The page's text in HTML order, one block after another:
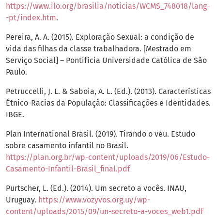
https://www.ilo.org/brasilia/noticias/WCMS_748018/lang-
-pt/index.htm.
Pereira, A. A. (2015). Exploração Sexual: a condição de
vida das filhas da classe trabalhadora. [Mestrado em
Serviço Social] – Pontifícia Universidade Católica de São
Paulo.
Petruccelli, J. L. & Saboia, A. L. (Ed.). (2013). Características
Étnico-Racias da População: Classificações e Identidades.
IBGE.
Plan International Brasil. (2019). Tirando o véu. Estudo
sobre casamento infantil no Brasil.
https://plan.org.br/wp-content/uploads/2019/06/Estudo-
Casamento-Infantil-Brasil_final.pdf
Purtscher, L. (Ed.). (2014). Um secreto a vocês. INAU,
Uruguay. https://www.vozyvos.org.uy/wp-
content/uploads/2015/09/un-secreto-a-voces_web1.pdf